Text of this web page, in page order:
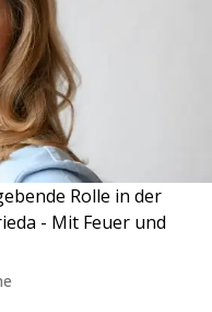
Rolle in der
- Mit Feuer und